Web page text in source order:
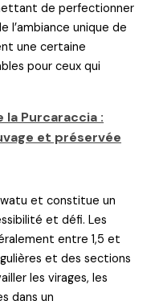
de perfectionner
unique de
une certaine
pour ceux qui
la Purcaraccia :
et préservée
et constitue un
et défi. Les
entre 1,5 et
et des sections
les virages, les
dans un